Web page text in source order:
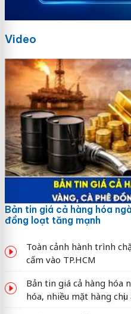
Video
Bản tin giá cả hàng hóa
đồng loạt tăng mạnh
Toàn cảnh hành trình
cấm vào TP.HCM
Bản tin giá cả hàng hóa
hóa, nhiều mặt hàng